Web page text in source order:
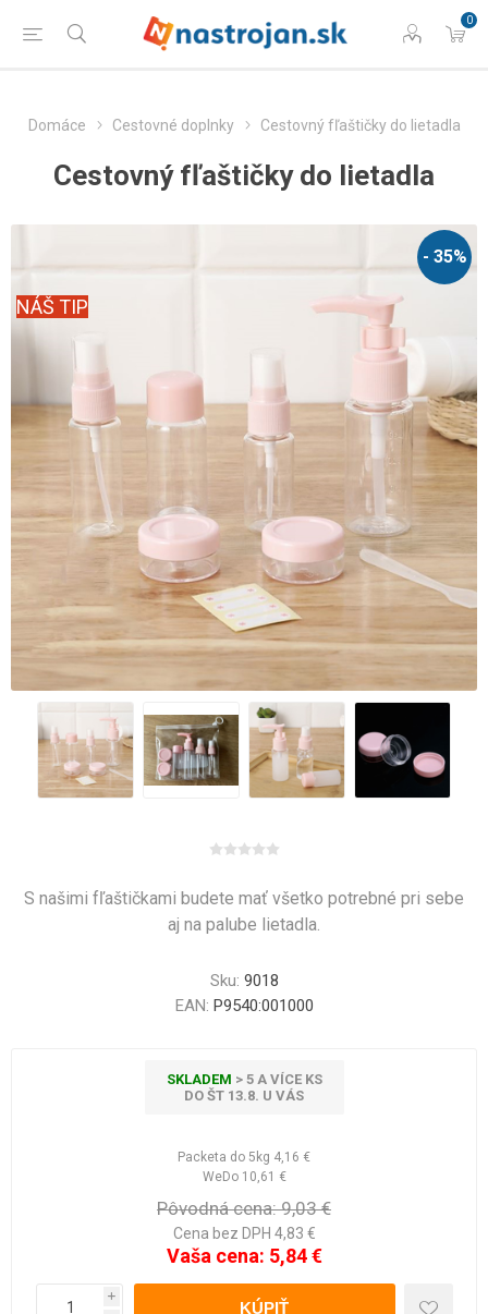
0
Domáce Cestovné doplnky Cestovný fľaštičky do lietadla
Cestovný fľaštičky do lietadla
- 35%
NÁŠ TIP
S našimi fľaštičkami budete mať všetko potrebné pri sebe
aj na palube lietadla.
Sku: 9018
EAN: P9540:001000
SKLADEM > 5 A VÍCE KS
DO ŠT 13.8. U VÁS
Packeta do 5kg 4,16 €
WeDo 10,61 €
Pôvodná cena: 9,03 €
Cena bez DPH 4,83 €
Vaša cena: 5,84 €
i